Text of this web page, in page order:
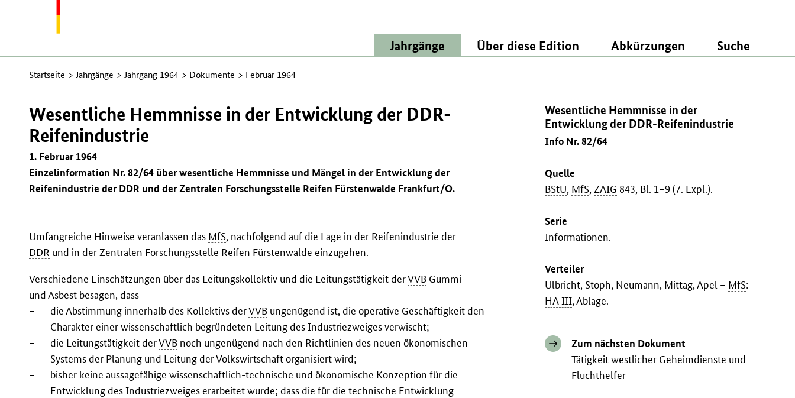
Jahrgänge Über diese Edition Abkürzungen Suche
Startseite Jahrgänge Jahrgang 1964 Dokumente Februar 1964
Wesentliche Hemmnisse in der
Entwicklung der DDR-Reifenindustrie
Info Nr. 82/64
Quelle
BStU, MfS,ZAIG 843, Bl. 1–9 (7. Expl.).
Serie
Informationen.
Verteiler
Ulbricht, Stoph, Neumann, Mittag, Apel – MfS:
HA III, Ablage.
Zum nächsten Dokument
Tätigkeit westlicher Geheimdienste und
Fluchthelfer
Wesentliche Hemmnisse in der Entwicklung der DDR-
Reifenindustrie
1. Februar 1964
Einzelinformation Nr. 82/64 über wesentliche Hemmnisse und Mängel in der Entwicklung der
Reifenindustrie derDDR und der Zentralen Forschungsstelle Reifen Fürstenwalde Frankfurt/O.
Umfangreiche Hinweise veranlassen das MfS, nachfolgend auf die Lage in der Reifenindustrie der
DDR und in der Zentralen Forschungsstelle Reifen Fürstenwalde einzugehen.
Verschiedene Einschätzungen über das Leitungskollektiv und die Leitungstätigkeit derVVB Gummi
und Asbest besagen, dass
–
die Abstimmung innerhalb des Kollektivs derVVB ungenügend ist, die operative Geschäftigkeit den
Charakter einer wissenschaftlich begründeten Leitung des Industriezweiges verwischt;
–
die Leitungstätigkeit derVVB noch ungenügend nach den Richtlinien des neuen ökonomischen
Systems der Planung und Leitung der Volkswirtschaft organisiert wird;
–
bisher keine aussagefähige wissenschaftlich-technische und ökonomische Konzeption für die
Entwicklung des Industriezweiges erarbeitet wurde; dass die für die technische Entwicklung